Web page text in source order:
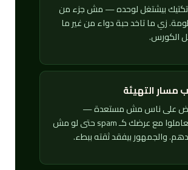
بيشتغل لوحده — مش جزء من
زي ما تاخد حبة دواء من غير ما
الكورس.
مسار التهيئة
على ناس مش مستعدة —
فبتتعاملوا مع عرضك كـ spam حتى لو مش
والجمهور بيفقد ثقته ببطء.